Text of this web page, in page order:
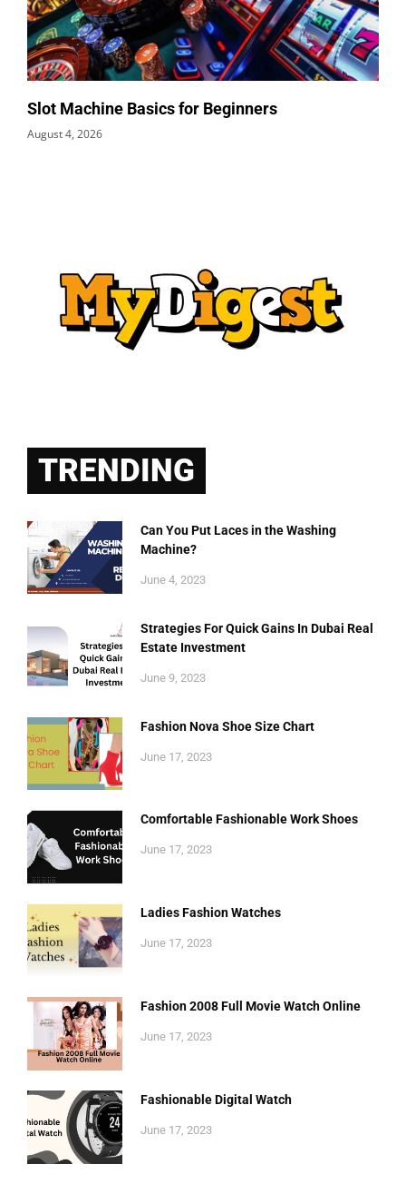
Slot Machine Basics for Beginners
August 4, 2026
TRENDING
Can You Put Laces in the Washing
Machine?
June 4, 2023
Strategies For Quick Gains In Dubai Real
Estate Investment
June 9, 2023
Fashion Nova Shoe Size Chart
June 17, 2023
Comfortable Fashionable Work Shoes
June 17, 2023
Ladies Fashion Watches
June 17, 2023
Fashion 2008 Full Movie Watch Online
June 17, 2023
Fashionable Digital Watch
June 17, 2023